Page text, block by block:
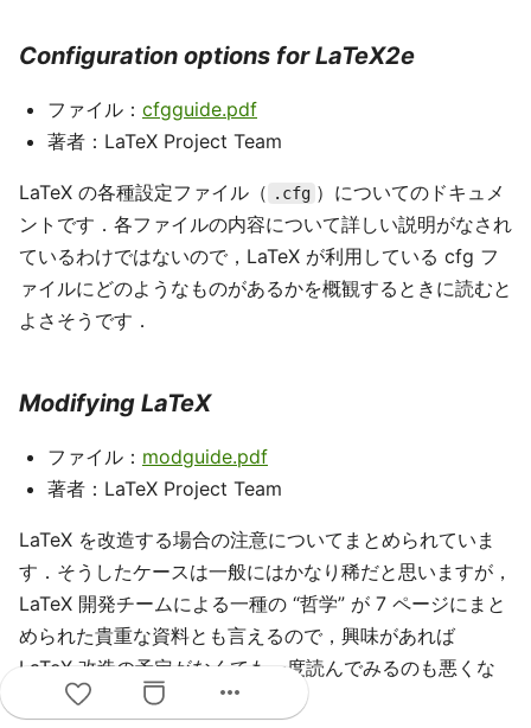
Configuration options for LaTeX2e
ファイル： cfgguide.pdf
著者：LaTeX Project Team
LaTeX の各種設定ファイル（ .cfg ）についてのドキュメ
ントです．各ファイルの内容について詳しい説明がなされ
ているわけではないので，LaTeX が利用している cfg フ
ァイルにどのようなものがあるかを概観するときに読むと
よさそうです．
Modifying LaTeX
ファイル： modguide.pdf
著者：LaTeX Project Team
LaTeX を改造する場合の注意についてまとめられていま
す．そうしたケースは一般にはかなり稀だと思いますが，
LaTeX 開発チームによる一種の “哲学” が 7 ページにまと
められた貴重な資料とも言えるので，興味があれば
LaTeX 改造の予定がなくても一度読んでみるのも悪くな
いでしょう．
more_horiz